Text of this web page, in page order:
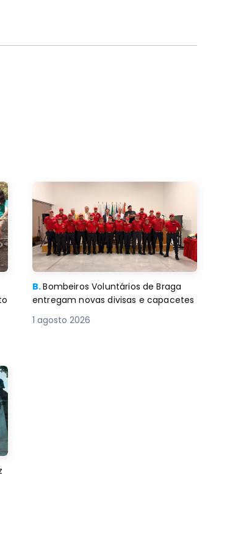
B.Bombeiros Voluntários de Braga
entregam novas divisas e capacetes
1 agosto 2026